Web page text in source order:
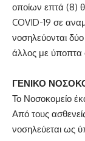
οποίων επτά (8)
COVID-19 σε
νοσηλεύονται
άλλος με
ΓΕΝΙΚΟ
Το Νοσοκομείο
Από τους
νοσηλεύεται ως